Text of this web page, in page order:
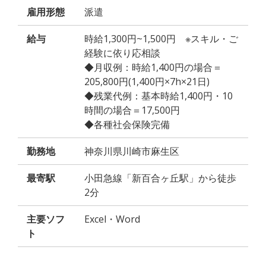
雇用形態 派遣
給与
時給1,300円~1,500円 ※スキル・ご
経験に依り応相談
◆月収例：時給1,400円の場合＝
205,800円(1,400円×7h×21日)
◆残業代例：基本時給1,400円・10
時間の場合＝17,500円
◆各種社会保険完備
勤務地 神奈川県川崎市麻生区
最寄駅
小田急線「新百合ヶ丘駅」から徒歩
2分
主要ソフ
ト
Excel・Word